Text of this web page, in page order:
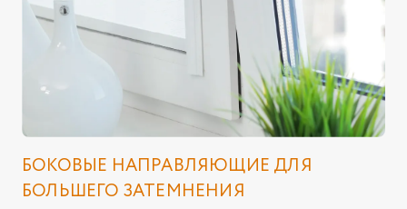
БОКОВЫЕ НАПРАВЛЯЮЩИЕ ДЛЯ
БОЛЬШЕГО ЗАТЕМНЕНИЯ